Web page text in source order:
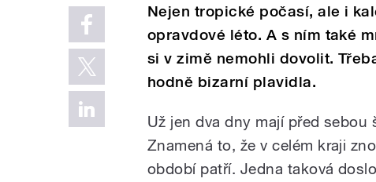
Nejen tropické počasí, ale i
opravdové léto. A s ním také
si v zimě nemohli dovolit.
hodně bizarní plavidla.
Už jen dva dny mají před
Znamená to, že v celém kraji
období patří. Jedna taková